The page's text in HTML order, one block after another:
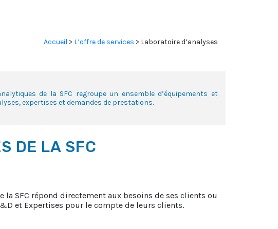
Accueil > L’offre de services > Laboratoire d’analyses
de la SFC regroupe un ensemble d’équipements et
expertises et demandes de prestations.
DE LA SFC
SFC répond directement aux besoins de ses clients ou
et Expertises pour le compte de leurs clients.